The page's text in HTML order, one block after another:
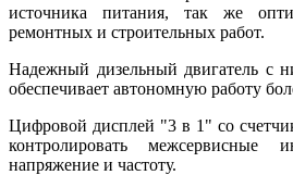
источника питания, так же
ремонтных и строительных работ.
Надежный дизельный двигатель с
обеспечивает автономную работу
Цифровой дисплей "3 в 1" со
контролировать
напряжение и частоту.